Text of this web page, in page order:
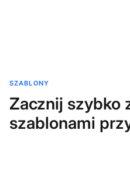
SZABLONY
Zacznij szybko
szablonami